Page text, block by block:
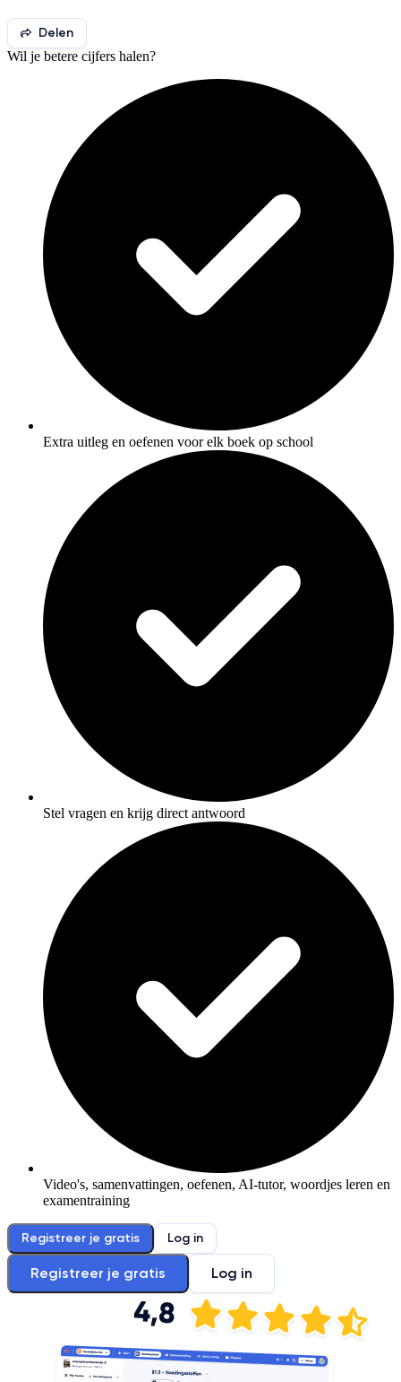
Delen
Wil je betere cijfers halen?
Extra uitleg en oefenen voor elk boek op school
Stel vragen en krijg direct antwoord
Video's, samenvattingen, oefenen, AI-tutor, woordjes leren en
examentraining
Registreer je gratis Log in
Registreer je gratis Log in